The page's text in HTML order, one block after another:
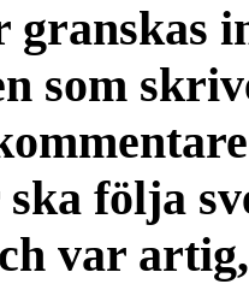
granskas
som
följa
var